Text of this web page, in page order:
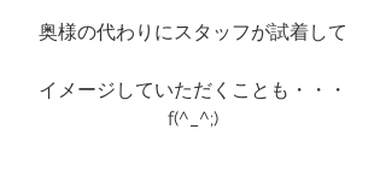
奥様の代わりにスタッフが試着して
イメージしていただくことも・・・
f(^_^;)